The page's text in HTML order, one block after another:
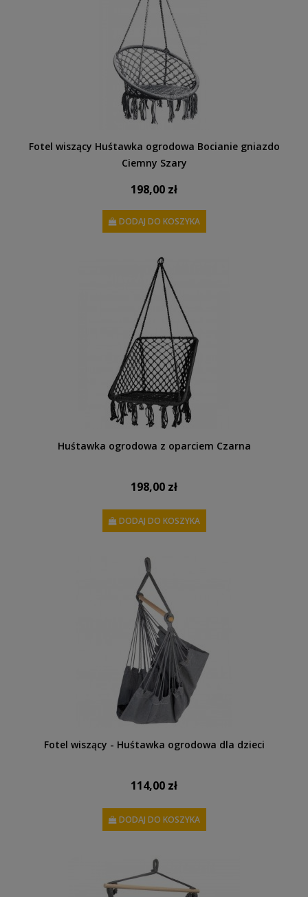
Fotel wiszący Huśtawka ogrodowa Bocianie gniazdo
Ciemny Szary
198,00 zł
DODAJ DO KOSZYKA
Huśtawka ogrodowa z oparciem Czarna
198,00 zł
DODAJ DO KOSZYKA
Fotel wiszący - Huśtawka ogrodowa dla dzieci
114,00 zł
DODAJ DO KOSZYKA